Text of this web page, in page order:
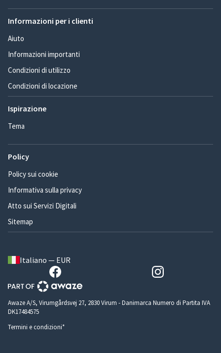
Informazioni per i clienti
Aiuto
Informazioni importanti
Condizioni di utilizzo
Condizioni di locazione
Ispirazione
Tema
Policy
Policy sui cookie
Informativa sulla privacy
Atto sui Servizi Digitali
Sitemap
Italiano — EUR
Awaze A/S, Virumgårdsvej 27, 2830 Virum - Danimarca Numero di Partita IVA
DK17484575
Termini e condizioni*